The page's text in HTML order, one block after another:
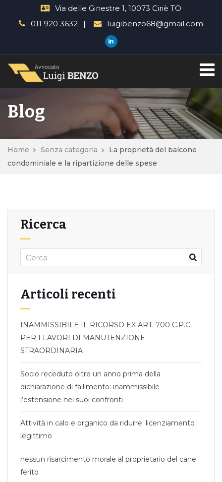
Via delle Ginestre 1, 10073 Ciriè TO
011 920 3632
luigibenzo68@gmail.com
Blog
Home Senza categoria
La proprietà del balcone
condominiale e la ripartizione delle spese
Ricerca
Articoli recenti
INAMMISSIBILE IL RICORSO EX ART. 700 C.P.C.
PER I LAVORI DI MANUTENZIONE
STRAORDINARIA
Socio receduto oltre un anno prima della
dichiarazione di fallimento: inammissibile
l’estensione nei suoi confronti
Attività in calo e organico da ridurre: licenziamento
legittimo
nessun risarcimento morale al proprietario del cane
ferito